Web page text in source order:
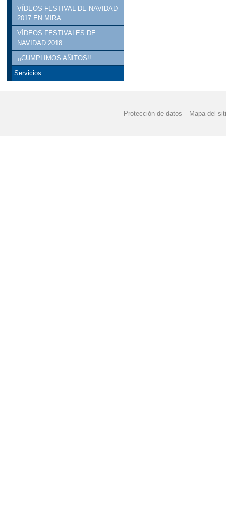
VÍDEOS FESTIVAL DE NAVIDAD
2017 EN MIRA
VÍDEOS FESTIVALES DE
NAVIDAD 2018
¡¡CUMPLIMOS AÑITOS!!
Servicios
Protección de datos Mapa del